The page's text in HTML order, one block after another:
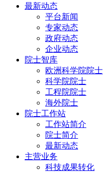
最新动态
平台新闻
专家动态
政府动态
企业动态
院士智库
欧洲科学院院士
科学院院士
工程院院士
海外院士
院士工作站
工作站简介
院士简介
最新动态
主营业务
科技成果转化